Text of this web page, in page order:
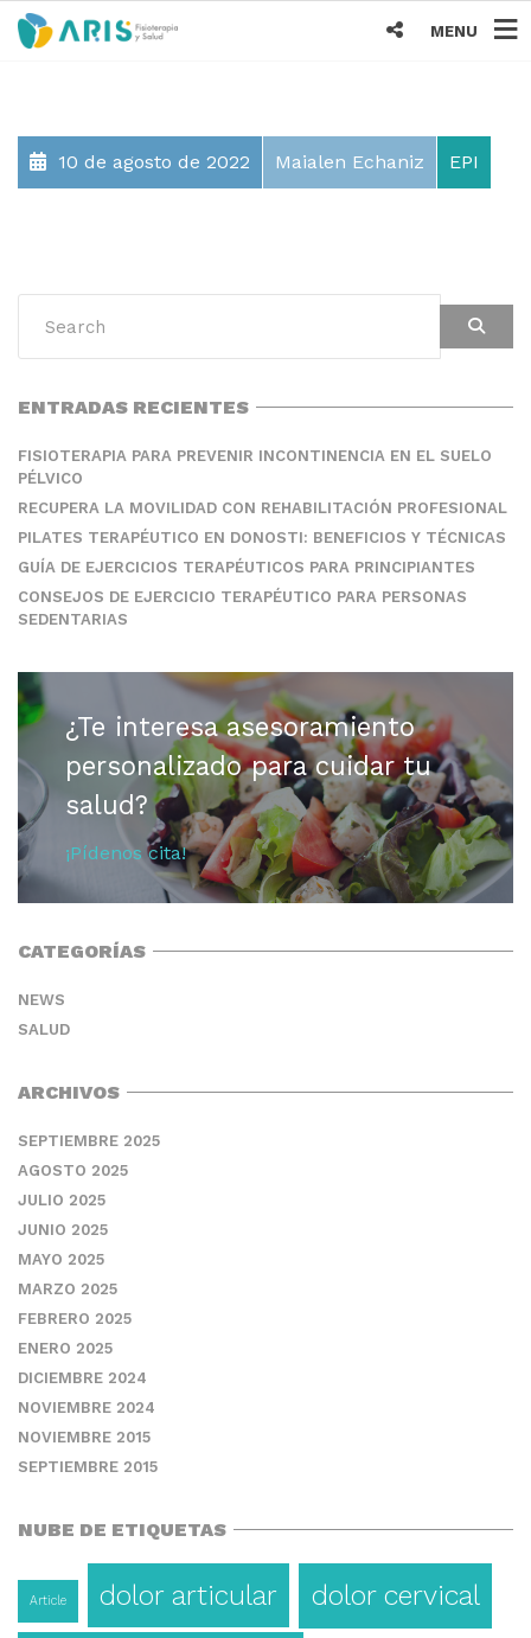
MENU
10 de agosto de 2022 Maialen Echaniz EPI
ENTRADAS RECIENTES
FISIOTERAPIA PARA PREVENIR INCONTINENCIA EN EL SUELO
PÉLVICO
RECUPERA LA MOVILIDAD CON REHABILITACIÓN PROFESIONAL
PILATES TERAPÉUTICO EN DONOSTI: BENEFICIOS Y TÉCNICAS
GUÍA DE EJERCICIOS TERAPÉUTICOS PARA PRINCIPIANTES
CONSEJOS DE EJERCICIO TERAPÉUTICO PARA PERSONAS
SEDENTARIAS
¿Te interesa asesoramiento
personalizado para cuidar tu
salud?
¡Pídenos cita!
CATEGORÍAS
NEWS
SALUD
ARCHIVOS
SEPTIEMBRE 2025
AGOSTO 2025
JULIO 2025
JUNIO 2025
MAYO 2025
MARZO 2025
FEBRERO 2025
ENERO 2025
DICIEMBRE 2024
NOVIEMBRE 2024
NOVIEMBRE 2015
SEPTIEMBRE 2015
NUBE DE ETIQUETAS
Article dolor articular dolor cervical